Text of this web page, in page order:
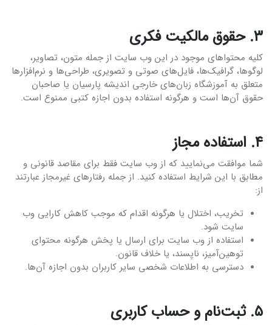
۳. حقوق مالکیت فکری
کلیه محتواهای موجود در این وب سایت از جمله متون، تصاویر،
لوگوها، گرافیک‌ها، فایل‌های صوتی و تصویری، طراحی‌ها و نرم‌افزارها
متعلق به آموزشگاه زبان‌های خارجی اندیشه پارسیان یا صاحبان
حقوق آن‌ها است و هرگونه استفاده بدون اجازه کتبی ممنوع است.
۴. استفاده مجاز
شما موافقت می‌نمایید که از وب سایت فقط برای مقاصد قانونی و
مطابق با این شرایط استفاده کنید. از جمله رفتارهای غیرمجاز عبارتند
از:
تخریب، اختلال یا هرگونه اقدام که موجب کاهش کارایی وب
سایت شود.
استفاده از وب سایت برای ارسال یا پخش هرگونه محتوای
توهین‌آمیز، ناپسند، یا خلاف قانون.
دسترسی به اطلاعات شخصی سایر کاربران بدون اجازه آن‌ها.
۵. ثبت‌نام و حساب کاربری